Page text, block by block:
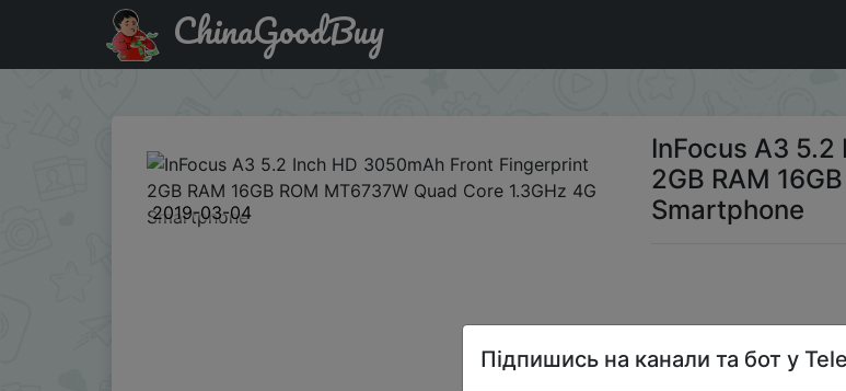
Купити по знижці 3bgIFA3 InFocus A3 5.2 Inch HD 3050mAh Front Fingerprint 2GB RAM 16GB
ChinaGoodBuy
2019-03-04
InFocus A3
2GB RAM
Smartphone
Підпишись на канали та бот у